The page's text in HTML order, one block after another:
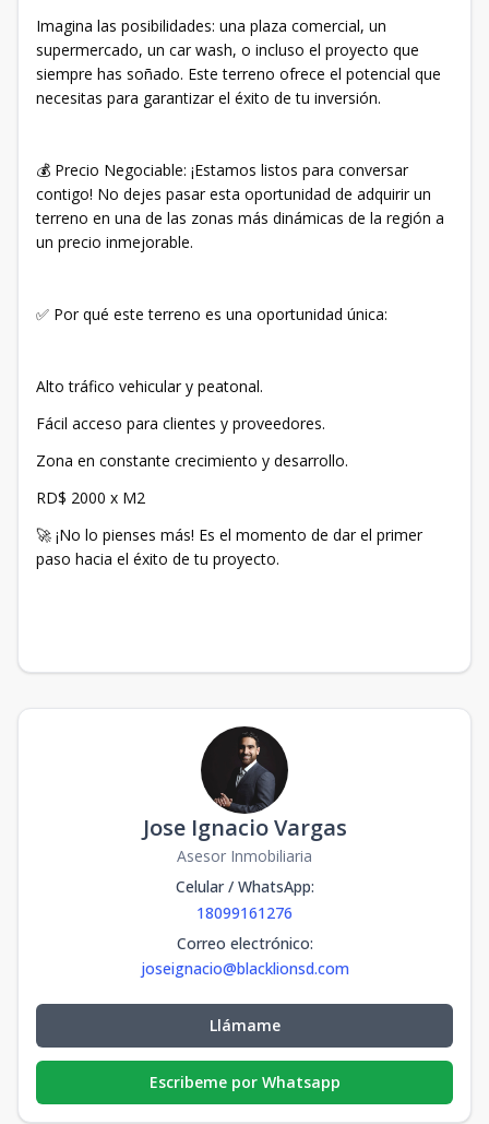
Imagina las posibilidades: una plaza comercial, un
supermercado, un car wash, o incluso el proyecto que
siempre has soñado. Este terreno ofrece el potencial que
necesitas para garantizar el éxito de tu inversión.
💰 Precio Negociable: ¡Estamos listos para conversar
contigo! No dejes pasar esta oportunidad de adquirir un
terreno en una de las zonas más dinámicas de la región a
un precio inmejorable.
✅ Por qué este terreno es una oportunidad única:
Alto tráfico vehicular y peatonal.
Fácil acceso para clientes y proveedores.
Zona en constante crecimiento y desarrollo.
RD$ 2000 x M2
🚀 ¡No lo pienses más! Es el momento de dar el primer
paso hacia el éxito de tu proyecto.
Jose Ignacio Vargas
Asesor Inmobiliaria
Celular / WhatsApp:
18099161276
Correo electrónico:
joseignacio@blacklionsd.com
Llámame
Escribeme por Whatsapp